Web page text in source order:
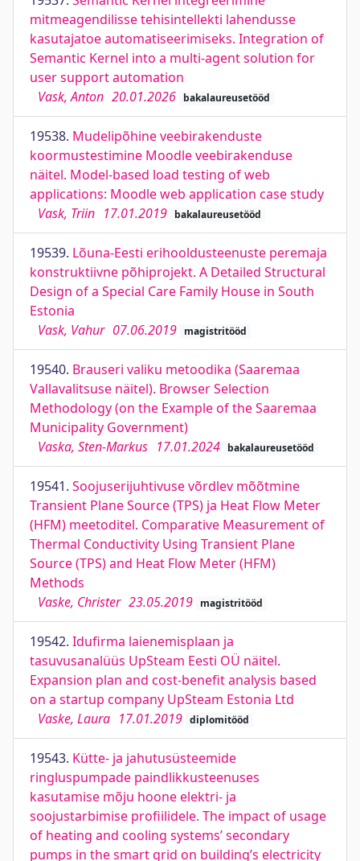
mitmeagendilisse tehisintellekti lahendusse
kasutajatoe automatiseerimiseks. Integration of
Semantic Kernel into a multi-agent solution for
user support automation
Vask, Anton 20.01.2026 bakalaureusetööd
19538. Mudelipõhine veebirakenduste
koormustestimine Moodle veebirakenduse
näitel. Model-based load testing of web
applications: Moodle web application case study
Vask, Triin 17.01.2019 bakalaureusetööd
19539. Lõuna-Eesti erihooldusteenuste peremaja
konstruktiivne põhiprojekt. A Detailed Structural
Design of a Special Care Family House in South
Estonia
Vask, Vahur 07.06.2019 magistritööd
19540. Brauseri valiku metoodika (Saaremaa
Vallavalitsuse näitel). Browser Selection
Methodology (on the Example of the Saaremaa
Municipality Government)
Vaska, Sten-Markus 17.01.2024 bakalaureusetööd
19541. Soojuserijuhtivuse võrdlev mõõtmine
Transient Plane Source (TPS) ja Heat Flow Meter
(HFM) meetoditel. Comparative Measurement of
Thermal Conductivity Using Transient Plane
Source (TPS) and Heat Flow Meter (HFM)
Methods
Vaske, Christer 23.05.2019 magistritööd
19542. Idufirma laienemisplaan ja
tasuvusanalüüs UpSteam Eesti OÜ näitel.
Expansion plan and cost-benefit analysis based
on a startup company UpSteam Estonia Ltd
Vaske, Laura 17.01.2019 diplomitööd
19543. Kütte- ja jahutusüsteemide
ringluspumpade paindlikkusteenuses
kasutamise mõju hoone elektri- ja
soojustarbimise profiilidele. The impact of usage
of heating and cooling systems’ secondary
pumps in the smart grid on building’s electricity